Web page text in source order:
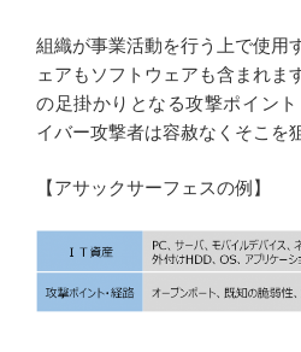
組織が事業活動を行う上で使用
ェアもソフトウェアも含まれま
の足掛かりとなる攻撃ポイン
イバー攻撃者は容赦なくそこを
【アサックサーフェスの例】